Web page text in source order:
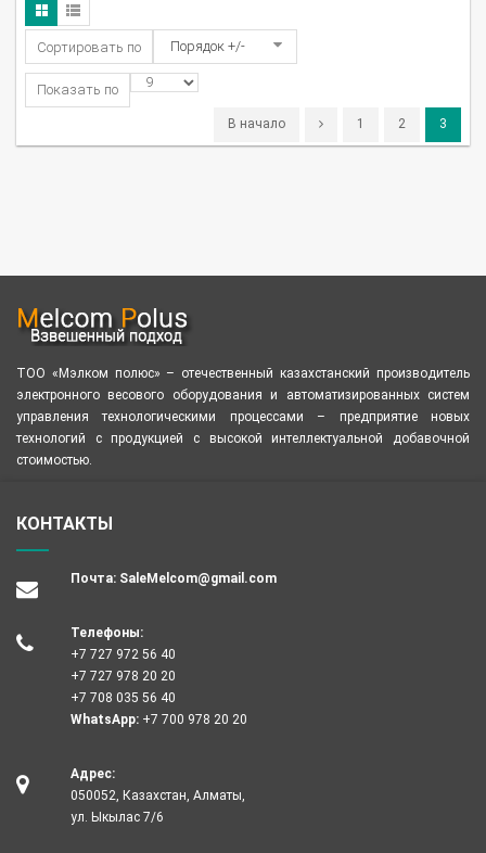
Сортировать по Порядок +/-
Показать по
В начало 1 2 3
ТОО «Мэлком полюс» – отечественный казахстанский производитель
электронного весового оборудования и автоматизированных систем
управления технологическими процессами – предприятие новых
технологий с продукцией с высокой интеллектуальной добавочной
стоимостью.
КОНТАКТЫ
Почта: SaleMelcom@gmail.com
Телефоны:
+7 727 972 56 40
+7 727 978 20 20
+7 708 035 56 40
WhatsApp: +7 700 978 20 20
Адрес:
050052, Казахстан, Алматы,
ул. Ыкылас 7/6